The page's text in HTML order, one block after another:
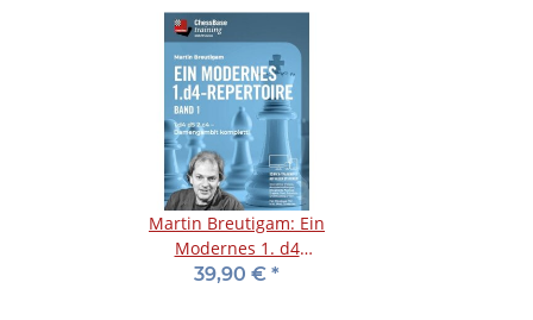
Martin Breutigam: Ein
Modernes 1. d4
Repertoire - Band 1
39,90 € *